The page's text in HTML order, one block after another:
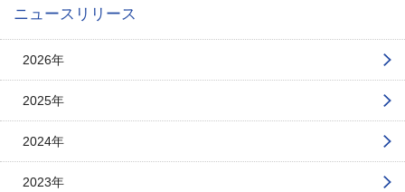
ニュースリリース
2026年
2025年
2024年
2023年